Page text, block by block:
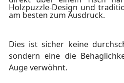
Holzpuzzle-Design und
am besten zum Ausdruck.
Dies ist sicher keine
sondern eine die
Auge verwöhnt.